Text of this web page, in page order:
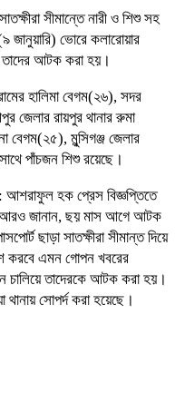
সীমান্তে নারী ও শিশু সহ
ভোরে কলারোয়ার
তাদের আটক করা হয়।
হালিমা বেগম(২৬), সদর
জেলার রায়পুর থানার রুমা
বেগম(২৫), মুন্সিগঞ্জ জেলার
পাঁচজন শিশু রয়েছে।
আশরাফুল হক প্রেস বিজ্ঞপ্তিতে
আরও জানান, ছয় মাস আগে আটক
ছাড়া সাতক্ষীরা সীমান্ত দিয়ে
করবে এমন গোপন খবরের
চালিয়ে তাদেরকে আটক করা হয়।
সোপর্দ করা হয়েছে।